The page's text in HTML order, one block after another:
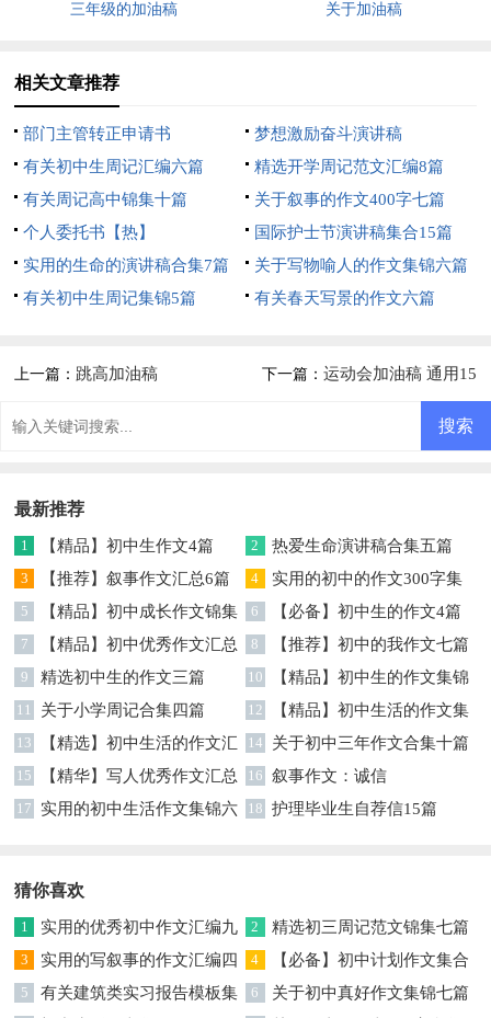
三年级的加油稿 关于加油稿
相关文章推荐
部门主管转正申请书
梦想激励奋斗演讲稿
有关初中生周记汇编六篇
精选开学周记范文汇编8篇
有关周记高中锦集十篇
关于叙事的作文400字七篇
个人委托书【热】
国际护士节演讲稿集合15篇
实用的生命的演讲稿合集7篇
关于写物喻人的作文集锦六篇
有关初中生周记集锦5篇
有关春天写景的作文六篇
上一篇： 跳高加油稿 下一篇： 运动会加油稿 通用15
最新推荐
1 【精品】初中生作文4篇 2 热爱生命演讲稿合集五篇
3 【推荐】叙事作文汇总6篇 4
实用的初中的作文300字集
锦五篇
5
【精品】初中成长作文锦集
七篇
6 【必备】初中生的作文4篇
7
【精品】初中优秀作文汇总
五篇
8 【推荐】初中的我作文七篇
9 精选初中生的作文三篇 10
【精品】初中生的作文集锦
6篇
11 关于小学周记合集四篇 12
【精品】初中生活的作文集
锦十篇
13
【精选】初中生活的作文汇
总十篇
14 关于初中三年作文合集十篇
15
【精华】写人优秀作文汇总
6篇
16 叙事作文：诚信
17
实用的初中生活作文集锦六
18 护理毕业生自荐信15篇
猜你喜欢
1
实用的优秀初中作文汇编九
篇
2 精选初三周记范文锦集七篇
3
实用的写叙事的作文汇编四
篇
4
【必备】初中计划作文集合
五篇
5
有关建筑类实习报告模板集
6 关于初中真好作文集锦七篇